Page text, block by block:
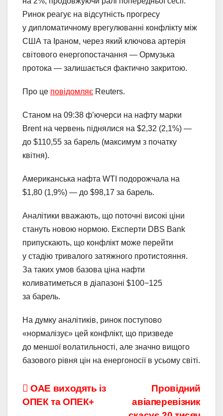
Ринок реагує на відсутність прогресу
у дипломатичному врегулюванні конфлікту між
США та Іраном, через який ключова артерія
світового енергопостачання — Ормузька
протока — залишається фактично закритою.
Про це повідомляє Reuters.
Станом на 09:38 ф’ючерси на нафту марки
Brent на червень піднялися на $2,32 (2,1%) —
до $110,55 за барель (максимум з початку
квітня).
Американська нафта WTI подорожчала на
$1,80 (1,9%) — до $98,17 за барель.
Аналітики вважають, що поточні високі ціни
стануть новою нормою. Експерти DBS Bank
припускають, що конфлікт може перейти
у стадію тривалого затяжного протистояння.
За таких умов базова ціна нафти
коливатиметься в діапазоні $100−125
за барель.
На думку аналітиків, ринок поступово
«нормалізує» цей конфлікт, що призведе
до меншої волатильності, але значно вищого
базового рівня цін на енергоносії в усьому світі.
Навігація
Провідний
авіаперевізник
ОАЕ виходять із
ОПЕК та ОПЕК+